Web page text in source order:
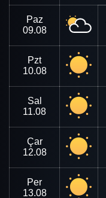
Paz
09.08
Pzt
10.08
Sal
11.08
Çar
12.08
Per
13.08